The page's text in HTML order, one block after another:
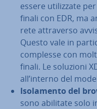
essere uti­liz­za­te
finali con EDR, ma
rete at­tra­ver­so
Questo vale in
complesse con
finali. Le soluzioni
all’interno del
Iso­la­men­to del
sono abilitate solo